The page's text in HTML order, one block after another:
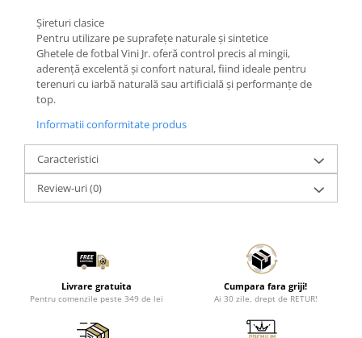
Șireturi clasice
Pentru utilizare pe suprafețe naturale și sintetice
Ghetele de fotbal Vini Jr. oferă control precis al mingii,
aderență excelentă și confort natural, fiind ideale pentru
terenuri cu iarbă naturală sau artificială și performanțe de
top.
Informatii conformitate produs
Caracteristici
Review-uri(0)
Livrare gratuita
Pentru comenzile peste 349 de lei
Cumpara fara griji!
Ai 30 zile, drept de RETUR!